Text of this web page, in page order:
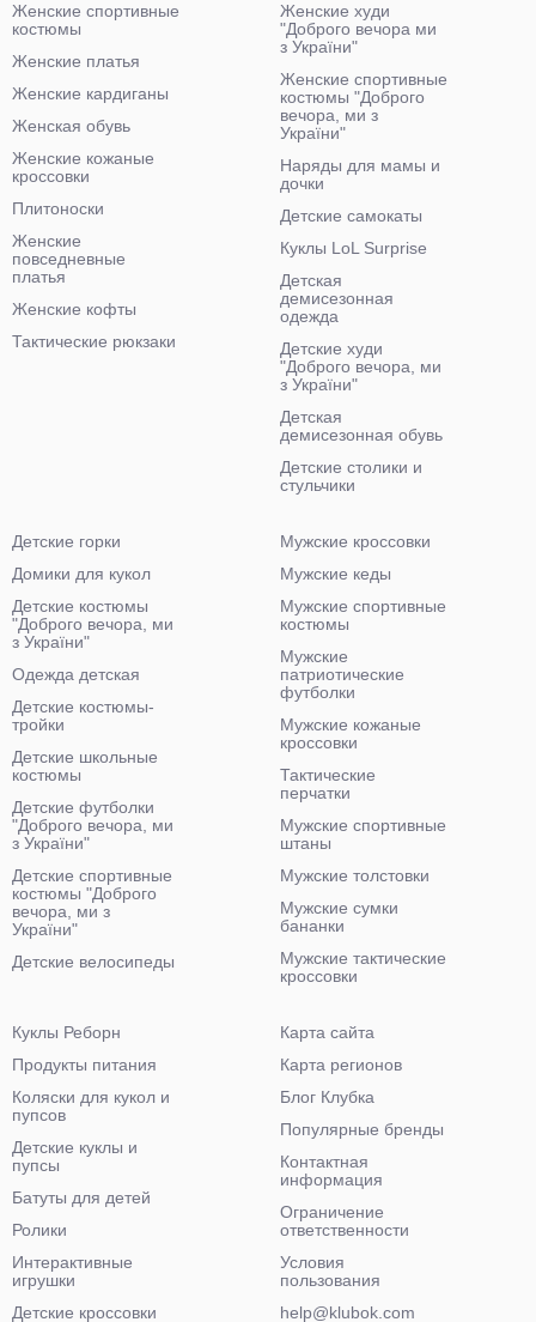
Женские спортивные
костюмы
Женские платья
Женские кардиганы
Женская обувь
Женские кожаные
кроссовки
Плитоноски
Женские
повседневные
платья
Женские кофты
Тактические рюкзаки
Женские худи
"Доброго вечора ми
з України"
Женские спортивные
костюмы "Доброго
вечора, ми з
України"
Наряды для мамы и
дочки
Детские самокаты
Куклы LoL Surprise
Детская
демисезонная
одежда
Детские худи
"Доброго вечора, ми
з України"
Детская
демисезонная обувь
Детские столики и
стульчики
Детские горки
Домики для кукол
Детские костюмы
"Доброго вечора, ми
з України"
Одежда детская
Детские костюмы-
тройки
Детские школьные
костюмы
Детские футболки
"Доброго вечора, ми
з України"
Детские спортивные
костюмы "Доброго
вечора, ми з
України"
Детские велосипеды
Мужские кроссовки
Мужские кеды
Мужские спортивные
костюмы
Мужские
патриотические
футболки
Мужские кожаные
кроссовки
Тактические
перчатки
Мужские спортивные
штаны
Мужские толстовки
Мужские сумки
бананки
Мужские тактические
кроссовки
Куклы Реборн
Продукты питания
Коляски для кукол и
пупсов
Детские куклы и
пупсы
Батуты для детей
Ролики
Интерактивные
игрушки
Детские кроссовки
Карта сайта
Карта регионов
Блог Клубка
Популярные бренды
Контактная
информация
Ограничение
ответственности
Условия
пользования
help@klubok.com